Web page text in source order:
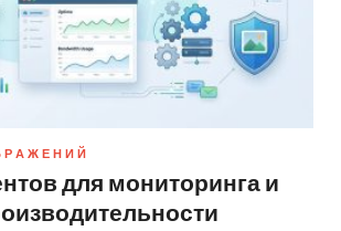
Р А Ж Е Н И Й
для мониторинга и